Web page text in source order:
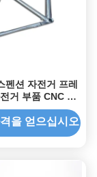
펜션 자전거 프레
거 부품 CNC 제
조 부품
을 얻으십시오